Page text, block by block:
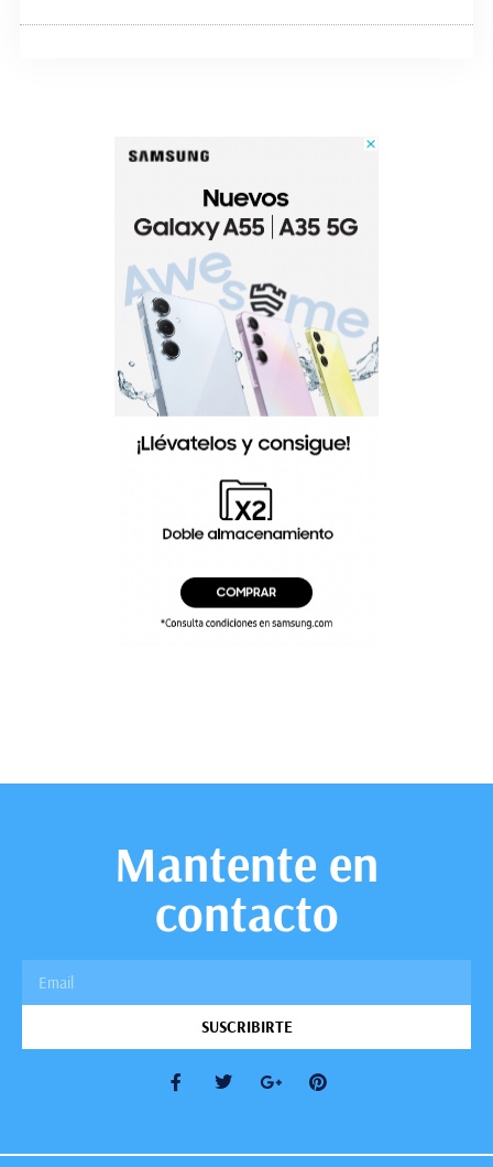
Mantente en
contacto
SUSCRIBIRTE